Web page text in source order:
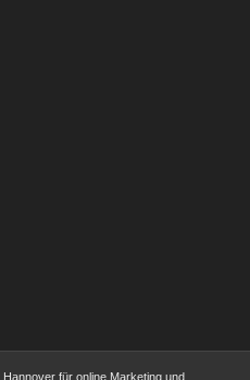
für online Marketing und